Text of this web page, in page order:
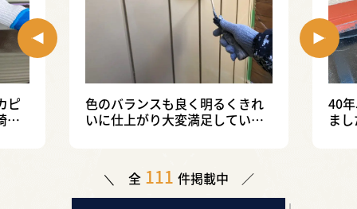
ピ
麗
色のバランスも良く明るくきれ
いに仕上がり大変満足していま
40
ま
全 111 件掲載中